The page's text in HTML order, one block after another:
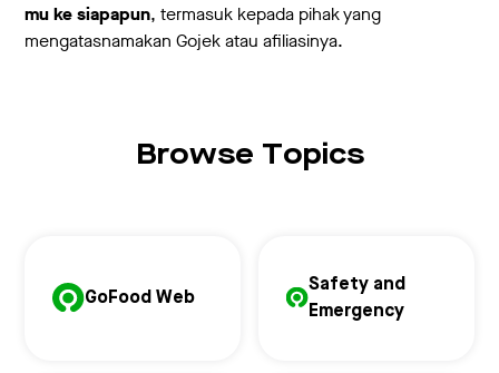
mu ke siapapun, termasuk kepada pihak yang
mengatasnamakan Gojek atau afiliasinya.
Browse Topics
GoFood Web
Safety and
Emergency